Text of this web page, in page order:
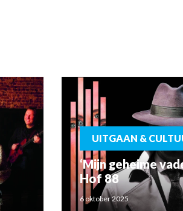
UITGAAN &
‘Mijn geheime
Hof 88
6 oktober 2025